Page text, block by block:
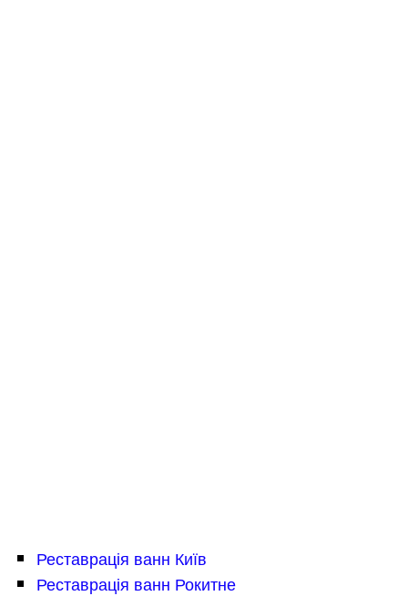
Реставрація ванн Київ
Реставрація ванн Рокитне